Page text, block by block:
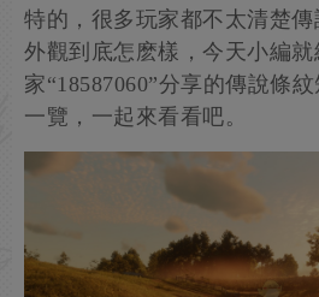
特的，很多玩家都不太清楚
外觀到底怎麽樣，今天小編
家“18587060”分享的傳說條
一覽，一起來看看吧。